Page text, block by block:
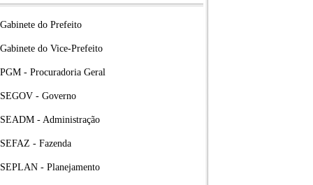
Gabinete do Prefeito
Gabinete do Vice-Prefeito
PGM - Procuradoria Geral
SEGOV - Governo
SEADM - Administração
SEFAZ - Fazenda
SEPLAN - Planejamento